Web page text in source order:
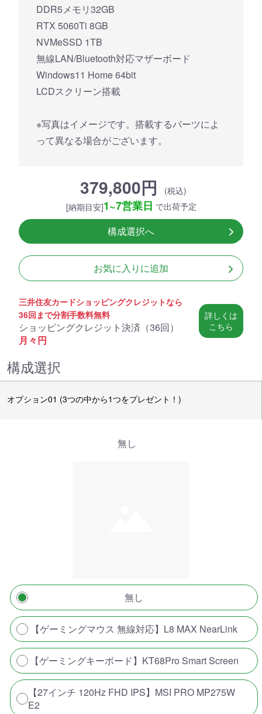
DDR5メモリ32GB
RTX 5060Ti 8GB
NVMeSSD 1TB
無線LAN/Bluetooth対応マザーボード
Windows11 Home 64bit
LCDスクリーン搭載
※写真はイメージです。搭載するパーツによ
って異なる場合がございます。
379,800円
(税込)
[納期目安]1~7営業日 で出荷予定
構成選択へ
お気に入りに追加
三井住友カードショッピングクレジットなら
36回まで分割手数料無料
ショッピングクレジット決済（36回）
月々円
詳しくは
こちら
構成選択
オプション01 (3つの中から1つをプレゼント！)
無し
無し
【ゲーミングマウス 無線対応】L8 MAX NearLink
【ゲーミングキーボード】KT68Pro Smart Screen
【27インチ 120Hz FHD IPS】MSI PRO MP275W
E2